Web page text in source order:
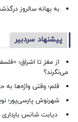
به بهانه سالروز
پیشنهاد سردبیر
از مغز تا اشراق؛
می‌نگرند؟
قلم؛ وقتی واژه‌ها به
شهرنوش پارسی‌پور؛
دیابت شانس